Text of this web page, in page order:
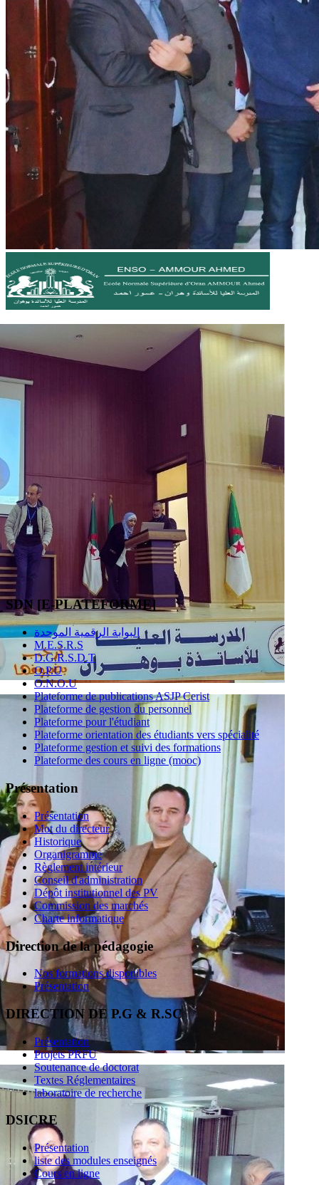
SDN [E-PLATEFORME]
البوابة الرقمية الموحدة
M.E.S.R.S
D.G.R.S.D.T
O.P.U
O.N.O.U
Plateforme de publications ASJP Cerist
Plateforme de gestion du personnel
Plateforme pour l'étudiant
Plateforme orientation des étudiants vers spécialité
Plateforme gestion et suivi des formations
Plateforme des cours en ligne (mooc)
Présentation
Présentation
Mot du directeur
Historique
Organigramme
Règlement intérieur
Conseil d'administration
Dépôt institutionnel des PV
Commission des marchés
Charte informatique
Direction de la pédagogie
Nos formations disponibles
Présentation
DIRECTION DE P.G & R.SC
Présentation
Projets PRFU
Soutenance de doctorat
Textes Réglementaires
laboratoire de recherche
DSICRE
Présentation
liste des modules enseignés
Cours en ligne